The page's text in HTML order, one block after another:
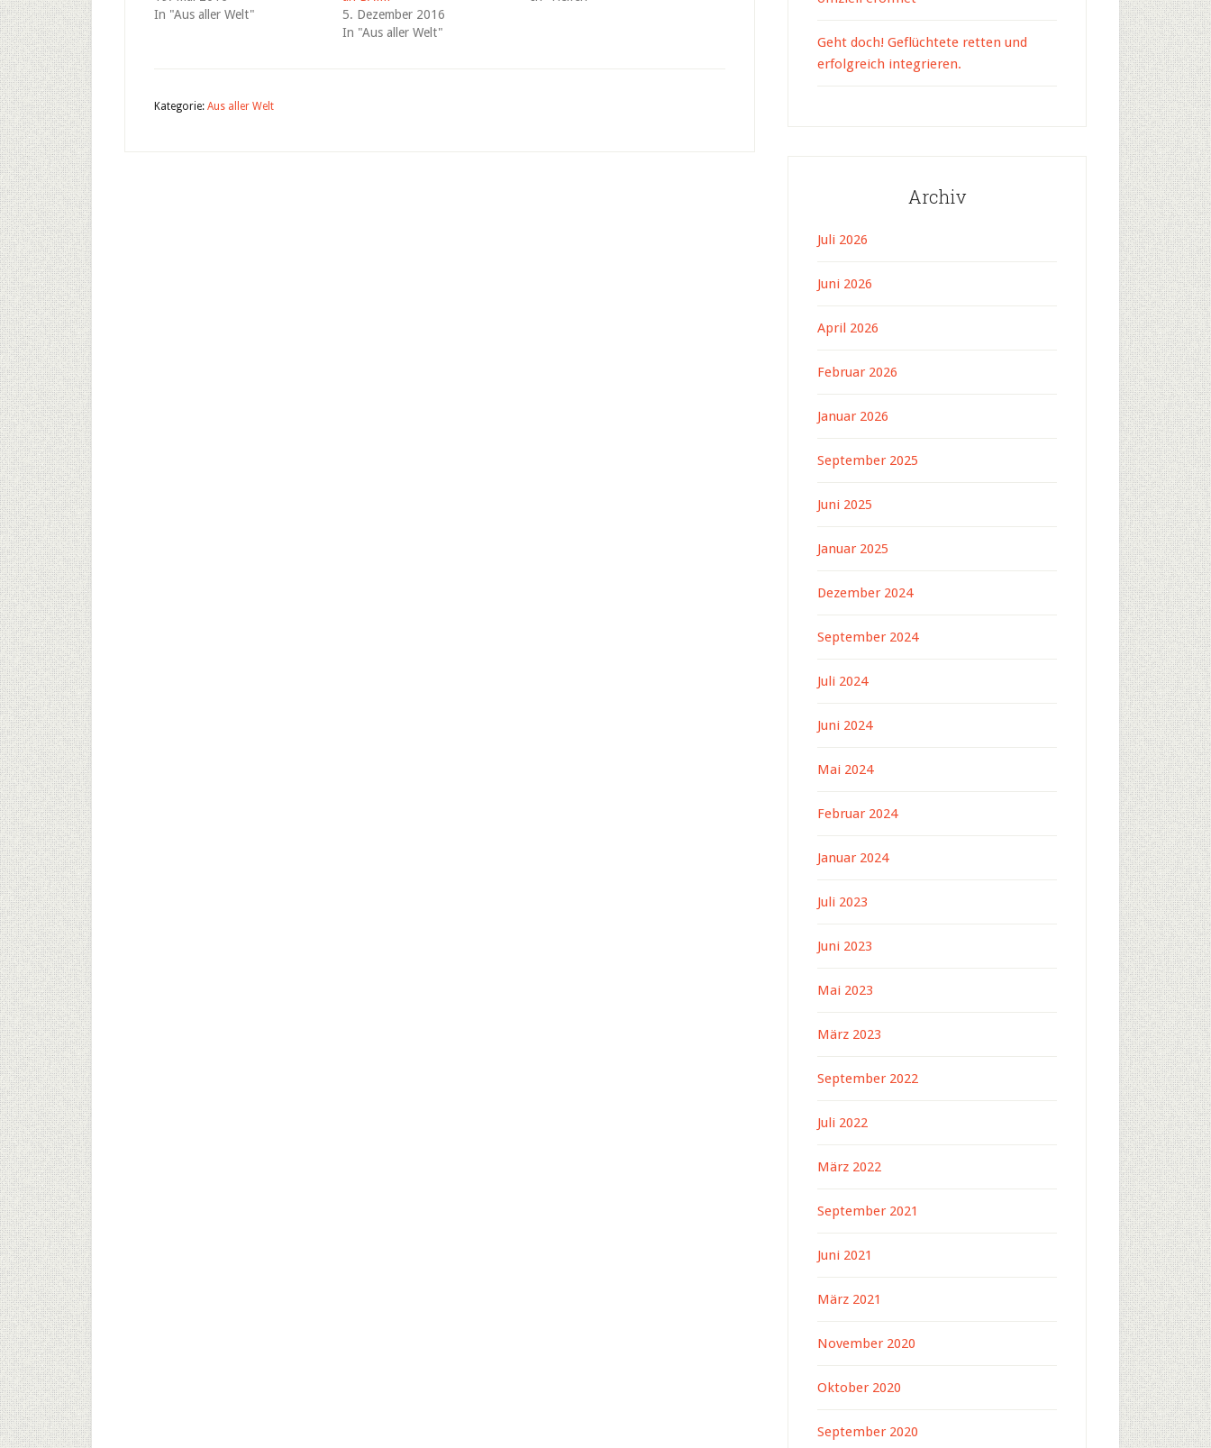
In "Aus aller Welt"
5. Dezember 2016
In "Aus aller Welt"
Kategorie: Aus aller Welt
Geht doch! Geflüchtete retten und
erfolgreich integrieren.
Archiv
Juli 2026
Juni 2026
April 2026
Februar 2026
Januar 2026
September 2025
Juni 2025
Januar 2025
Dezember 2024
September 2024
Juli 2024
Juni 2024
Mai 2024
Februar 2024
Januar 2024
Juli 2023
Juni 2023
Mai 2023
März 2023
September 2022
Juli 2022
März 2022
September 2021
Juni 2021
März 2021
November 2020
Oktober 2020
September 2020